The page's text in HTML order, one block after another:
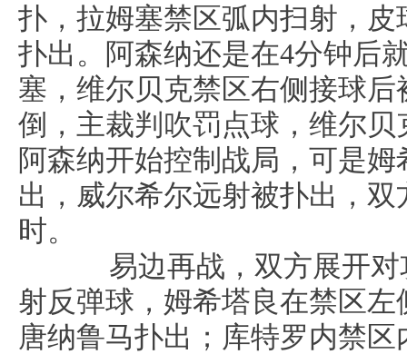
扑，拉姆塞禁区弧内扫射，
扑出。阿森纳还是在4分钟后
塞，维尔贝克禁区右侧接球后
倒，主裁判吹罚点球，维尔
阿森纳开始控制战局，可是
出，威尔希尔远射被扑出，
时。
易边再战，双方展开对
射反弹球，姆希塔良在禁区
唐纳鲁马扑出；库特罗内禁